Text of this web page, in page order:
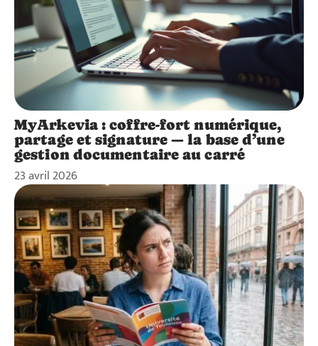
MyArkevia : coffre-fort numérique,
partage et signature — la base d’une
gestion documentaire au carré
23 avril 2026